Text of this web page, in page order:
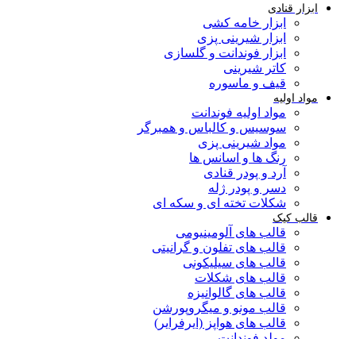
ابزار قنادی
ابزار خامه کشی
ابزار شیرینی پزی
ابزار فوندانت و گلسازی
کاتر شیرینی
قیف و ماسوره
مواد اولیه
مواد اولیه فوندانت
سوسیس و کالباس و همبرگر
مواد شیرینی پزی
رنگ ها و اسانس ها
آرد و پودر قنادی
دسر و پودر ژله
شکلات تخته ای و سکه ای
قالب کیک
قالب های آلومینیومی
قالب های تفلون و گرانیتی
قالب های سیلیکونی
قالب های شکلات
قالب های گالوانیزه
قالب مونو و میگروپورشن
قالب های هواپز (ایرفرایر)